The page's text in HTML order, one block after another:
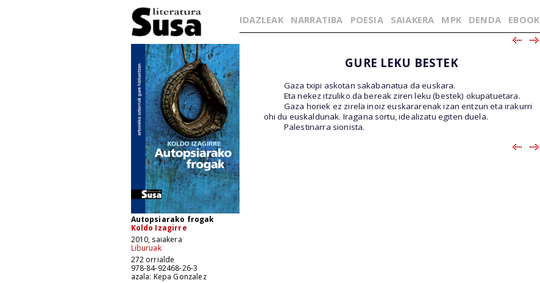
Autopsiarako frogak
Koldo Izagirre
2010, saiakera
Liburuak
272 orrialde
978-84-92468-26-3
azala: Kepa Gonzalez
IDAZLEAK NARRATIBA POESIA SAIAKERA MPK DENDA EBOOK
GURE LEKU BESTEK
Gaza txipi askotan sakabanatua da euskara.
Eta nekez itzuliko da bereak ziren leku (bestek) okupatuetara.
Gaza horiek ez zirela inoiz euskararenak izan entzun eta irakurri
ohi du euskaldunak. Iragana sortu, idealizatu egiten duela.
Palestinarra sionista.